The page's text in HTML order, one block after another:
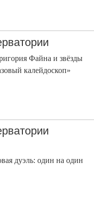
Файна и звёзды
калейдоскоп»
дуэль: один на один